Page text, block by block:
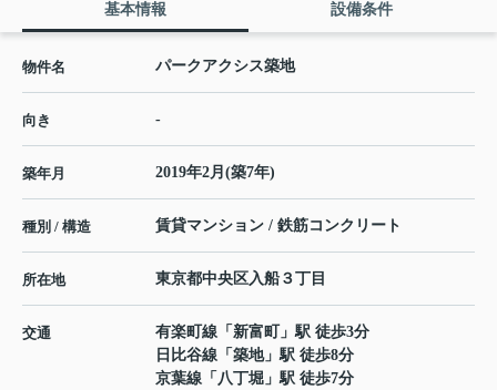
基本情報 設備条件
物件名 パークアクシス築地
向き -
築年月 2019年2月(築7年)
種別 / 構造 賃貸マンション / 鉄筋コンクリート
所在地 東京都中央区入船３丁目
交通 有楽町線 「 新富町
」駅 徒歩3分
日比谷線 「 築地」駅 徒歩8分
京葉線 「 八丁堀 」駅 徒歩7分